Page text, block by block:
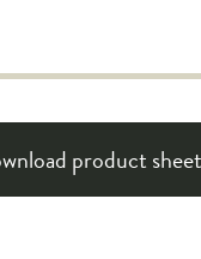
product sheet